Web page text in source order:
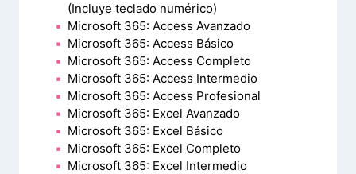
(Incluye teclado numérico)
Microsoft 365: Access Avanzado
Microsoft 365: Access Básico
Microsoft 365: Access Completo
Microsoft 365: Access Intermedio
Microsoft 365: Access Profesional
Microsoft 365: Excel Avanzado
Microsoft 365: Excel Básico
Microsoft 365: Excel Completo
Microsoft 365: Excel Intermedio